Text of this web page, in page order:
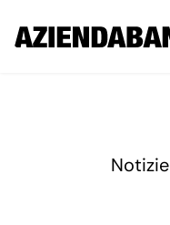
Notizie